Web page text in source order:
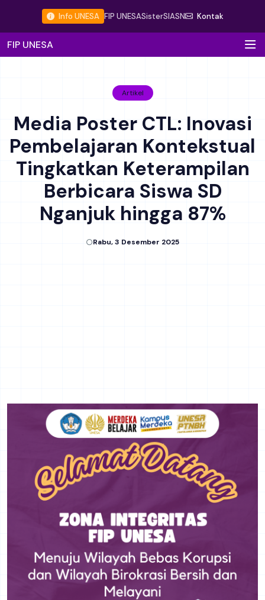
Info UNESA FIP UNESASisterSIASN Kontak
FIP UNESA
Artikel
Media Poster CTL: Inovasi
Pembelajaran Kontekstual
Tingkatkan Keterampilan
Berbicara Siswa SD
Nganjuk hingga 87%
Rabu, 3 Desember 2025